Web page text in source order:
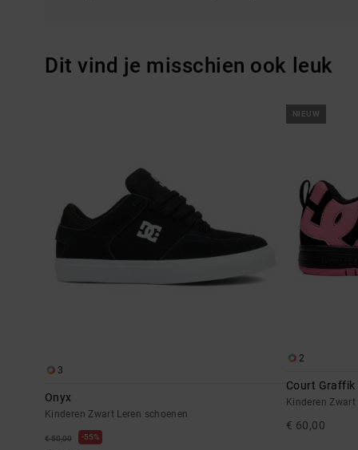
Dit vind je misschien ook leuk
3
Onyx
Kinderen Zwart Leren schoenen
€ 50,00 55%
NIEUW
2
Court Graffik
Kinderen Zwart
€ 60,00